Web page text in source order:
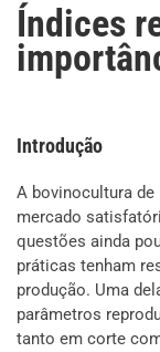
Índices
Introdução
A bovinocultura
mercado
questões ainda
práticas tenham
produção. Uma
parâmetros
tanto em corte